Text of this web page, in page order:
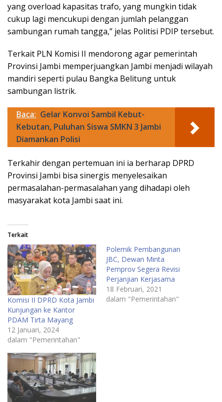
yang overload kapasitas trafo, yang mungkin tidak
cukup lagi mencukupi dengan jumlah pelanggan
sambungan rumah tangga,” jelas Politisi PDIP tersebut.
Terkait PLN Komisi II mendorong agar pemerintah
Provinsi Jambi memperjuangkan Jambi menjadi wilayah
mandiri seperti pulau Bangka Belitung untuk
sambungan listrik.
Baca: Gelar Konvoi Sambil Kebut-
Kebutan, Puluhan Siswa SMKN 3 Jambi
Diamankan Polisi
Terkahir dengan pertemuan ini ia berharap DPRD
Provinsi Jambi bisa sinergis menyelesaikan
permasalahan-permasalahan yang dihadapi oleh
masyarakat kota Jambi saat ini.
Terkait
Komisi II DPRD Kota Jambi
Kunjungan ke Kantor
PDAM Tirta Mayang
12 Januari, 2024
dalam "Pemerintahan"
Polemik Pembangunan
JBC, Dewan Minta
Pemprov Segera Revisi
Perjanjian Kerjasama
18 Februari, 2021
dalam "Pemerintahan"